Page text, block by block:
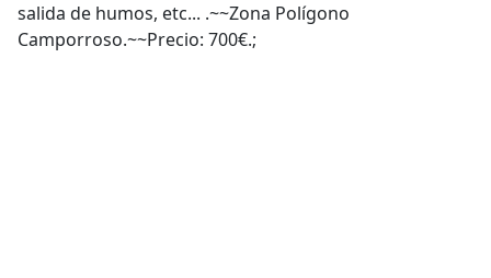
salida de humos, etc... .~~Zona Polígono
Camporroso.~~Precio: 700€.;